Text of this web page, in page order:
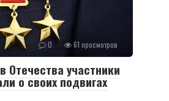
0 61 просмотров
Отечества участники
о своих подвигах